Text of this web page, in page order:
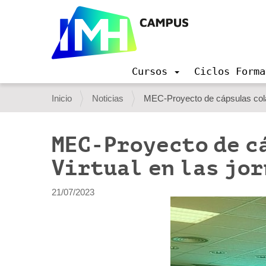
v
a
c
i
n
Cursos Ciclos
U
s
e
d
e
Inicio Noticias MEC-Proyecto de cápsulas
MEC-Proyecto
Virtual en las
21/07/2023